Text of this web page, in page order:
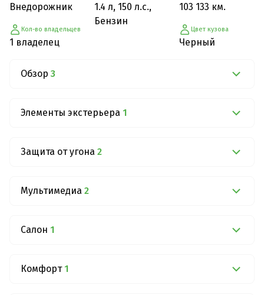
Внедорожник
Кол-во владельцев
1 владелец
1.4 л, 150 л.с.,
Бензин
103 133 км.
Цвет кузова
Черный
Обзор 3
Элементы экстерьера 1
Защита от угона 2
Мультимедиа 2
Салон 1
Комфорт 1